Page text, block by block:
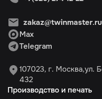
zakaz@twinmaster.ru
Max
Telegram
107023, г. Москва,ул.
432
Производство и печать